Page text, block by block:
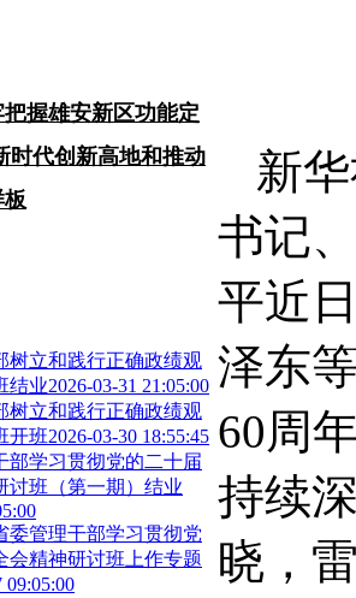
握雄安新区功能定
时代创新高地和推动
板
树立和践行正确政绩观
结业2026-03-31 21:05:00
树立和践行正确政绩观
开班2026-03-30 18:55:45
部学习贯彻党的二十届
讨班（第一期）结业
委管理干部学习贯彻党
会精神研讨班上作专题
09:05:00
新
书记
平近
泽东
60周
持续
晓，